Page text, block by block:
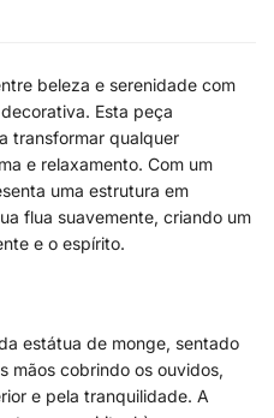
beleza e serenidade com
Esta peça
transformar qualquer
e relaxamento. Com um
uma estrutura em
flua suavemente, criando um
e o espírito.
estátua de monge, sentado
mãos cobrindo os ouvidos,
e pela tranquilidade. A